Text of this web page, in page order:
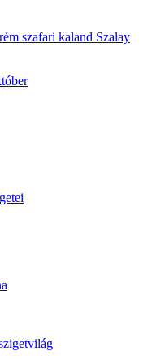
szafari kaland Szalay